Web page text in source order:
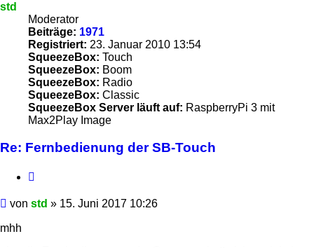
std
Moderator
Beiträge: 1971
Registriert: 23. Januar 2010 13:54
SqueezeBox: Touch
SqueezeBox: Boom
SqueezeBox: Radio
SqueezeBox: Classic
SqueezeBox Server läuft auf: RaspberryPi 3 mit
Max2Play Image
Re: Fernbedienung der SB-Touch
Beitrag
von std » 15. Juni 2017 10:26
mhh